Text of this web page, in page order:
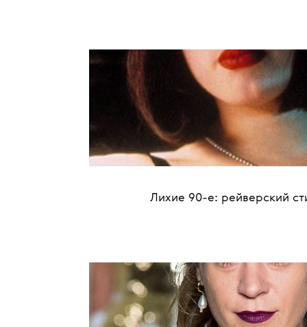
Лихие 90-е: рейверский